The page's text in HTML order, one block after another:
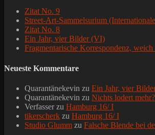
Zitat No. 9
Street-Art-Sammelsurium
Zitat No. 8
Ein Jahr, vier Bilder (VI)
Fragmentarische Korrespondenz,
Neueste Kommentare
Quarantänekevin zu Ein Jahr, vier
Quarantänekevin zu Nichts lodert mehr?
Verfasserzu Hamburg 16/ I
tikerscherk zu Hamburg 16/ I
Studio Glumm zu Falsche Blende bei